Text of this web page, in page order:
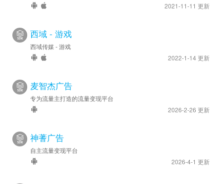
2021-11-11 更新
西域 - 游戏
西域传媒 - 游戏
2022-1-14 更新
麦智杰广告
专为流量主打造的流量变现平台
2026-2-26 更新
神蓍广告
自主流量变现平台
2026-4-1 更新